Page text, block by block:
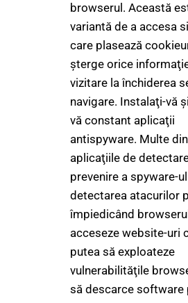
browserul. Această
variantă de a accesa
care plasează
şterge orice
vizitare la închiderea
navigare. Instalaţi-vă
vă constant aplicaţii
antispyware. Multe
aplicaţiile de
prevenire a spyware-
detectarea atacurilor
împiedicând
acceseze website-uri
putea să exploateze
vulnerabilităţile
să descarce software